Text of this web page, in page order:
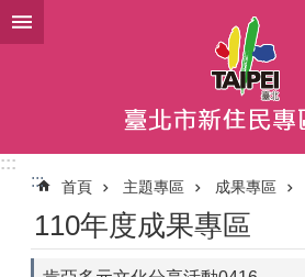
跳到主要內容區塊
:::
:::
首頁 主題專區 成果專區
110年度成果專區